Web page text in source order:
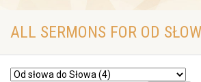
ALL SERMONS FOR OD